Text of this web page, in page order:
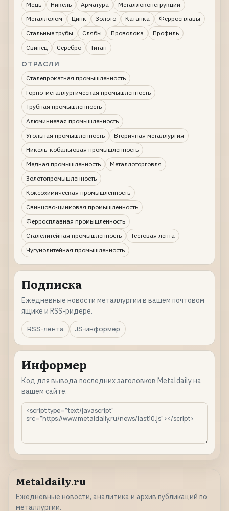
Медь Никель Арматура
Металлоконструкции
Металлолом
Цинк Золото Катанка
Ферросплавы
Стальные трубы
Слябы Проволока
Профиль
Свинец
Серебро Титан
ОТРАСЛИ
Сталепрокатная промышленность
Горно-металлургическая промышленность
Трубная промышленность
Алюминиевая промышленность
Угольная промышленность
Вторичная металлургия
Никель-кобальтовая промышленность
Медная промышленность
Металлоторговля
Золотопромышленность
Коксохимическая промышленность
Свинцово-цинковая промышленность
Ферросплавная промышленность
Сталелитейная промышленность
Тестовая лента
Чугунолитейная промышленность
Подписка
Ежедневные новости металлургии в вашем почтовом
ящике и RSS-ридере.
RSS-лента
JS-информер
Информер
Код для вывода последних заголовков Metaldaily на
вашем сайте.
Metaldaily.ru
Ежедневные новости, аналитика и архив публикаций по
металлургии.